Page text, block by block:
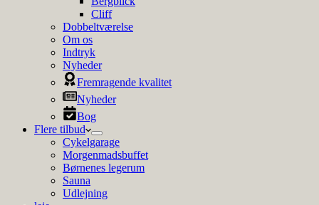
Cliff
Dobbeltværelse
Om os
Indtryk
Nyheder
Fremragende kvalitet
Nyheder
Bog
Flere tilbud
Cykelgarage
Morgenmadsbuffet
Børnenes legerum
Sauna
Udlejning